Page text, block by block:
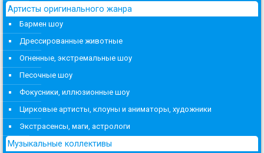
Артисты оригинального жанра
Бармен шоу
Дрессированные животные
Огненные, экстремальные шоу
Песочные шоу
Фокусники, иллюзионные шоу
Цирковые артисты, клоуны и аниматоры, художники
Экстрасенсы, маги, астрологи
Музыкальные коллективы